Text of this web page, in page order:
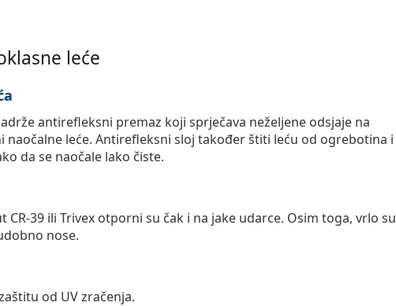
leće
antirefleksni premaz koji sprječava neželjene odsjaje na
leće. Antirefleksni sloj također štiti leću od ogrebotina i
da se naočale lako čiste.
39 ili Trivex otporni su čak i na jake udarce. Osim toga, vrlo su
nose.
od UV zračenja.